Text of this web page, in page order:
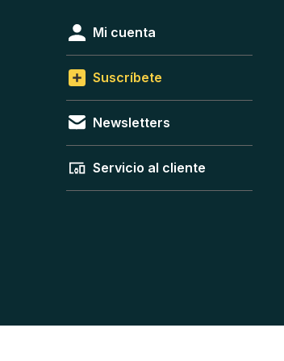
Mi cuenta
Suscríbete
Newsletters
Servicio al cliente